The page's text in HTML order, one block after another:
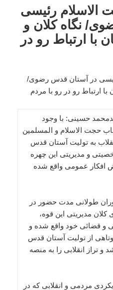
الاسلام رئیسی
نگاه کلان و
با ارتباط رو در
در آستان قدس رضوی/
ارتباط رو در رو با مردم
حسینی: با وجود
حجت الاسلام و المسلمین
به تولیت آستان قدس
و مدیریتی این چهره
افکار عمومی واقع شده
طولانی مدت حضور در
مدیریتی این قوه،
و قضائی خود واقع شده و
از تولیت آستان قدس
تراز انقلابی را به منصه
مردمی و انقلابی که در